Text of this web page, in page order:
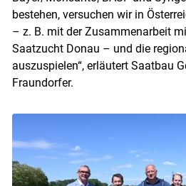
bestehen, versuchen wir in
– z. B. mit der Zusammenarbeit
Saatzucht Donau – und die
auszuspielen“, erläutert Saatbau
Fraundorfer.